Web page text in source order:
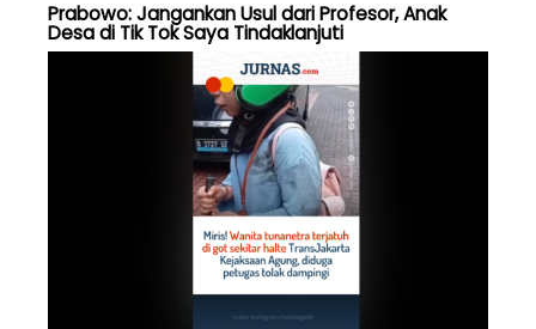
Prabowo: Jangankan Usul dari Profesor, Anak
Desa di Tik Tok Saya Tindaklanjuti